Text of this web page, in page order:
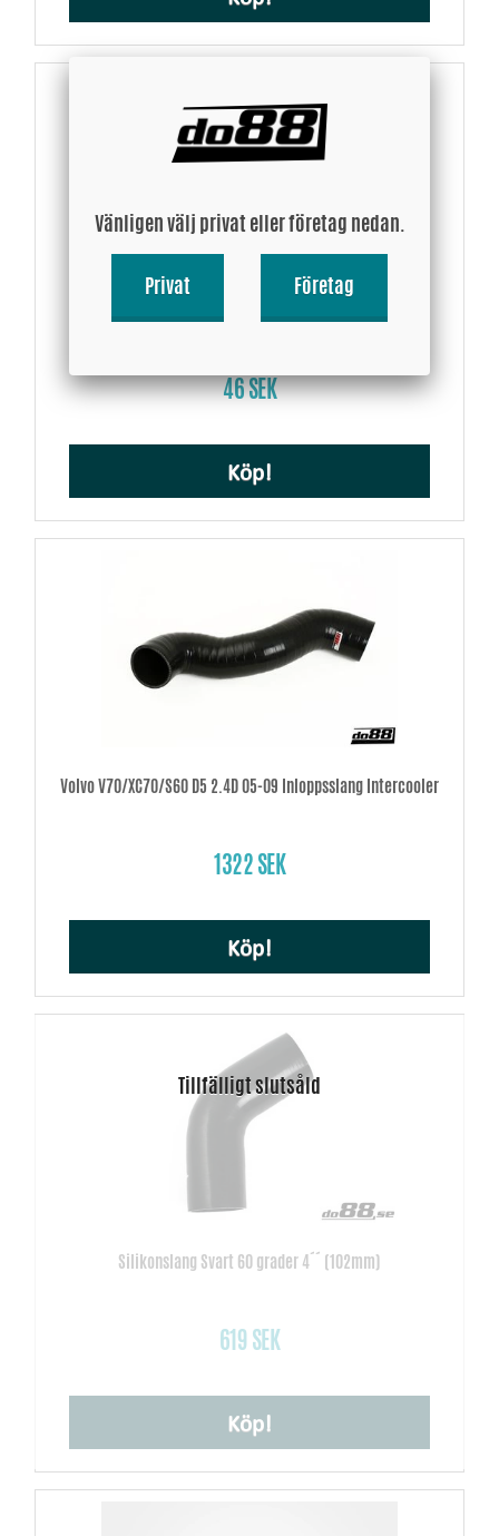
46 SEK
Köp!
Volvo V70/XC70/S60 D5 2.4D 05-09 Inloppsslang Intercooler
1322 SEK
Köp!
Silikonslang Svart 60 grader 4´´ (102mm)
619 SEK
Köp!
Vänligen välj privat eller företag nedan.
Privat Företag